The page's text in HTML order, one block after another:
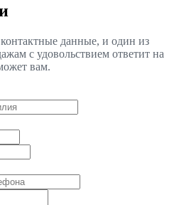
данные, и один из
с удовольствием ответит на
вам.